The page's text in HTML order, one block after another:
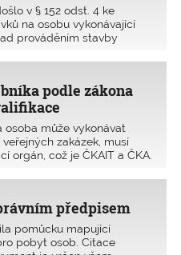
v § 152 odst. 4 ke
na osobu vykonávající
prováděním stavby
12. 2017 u stavby fi
podle zákona
osoba může vykonávat
zakázek, musí
orgán, což je ČKAIT a ČKA.
MMR ČR, o stanovis
předpisem
pomůcku mapující
pobyt osob. Citace